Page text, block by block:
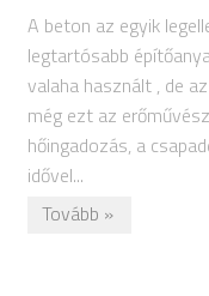
A beton az egyik
legtartósabb
valaha használt , de
még ezt az
hőingadozás, a
idővel...
Tovább »